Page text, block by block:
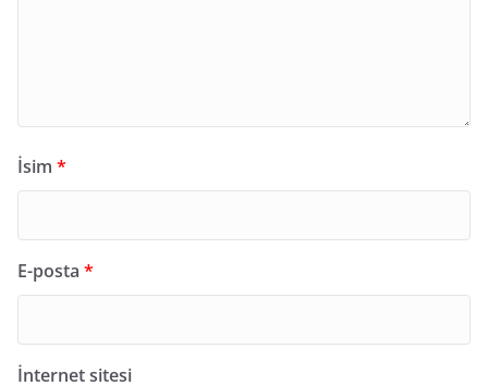
İsim *
E-posta *
İnternet sitesi